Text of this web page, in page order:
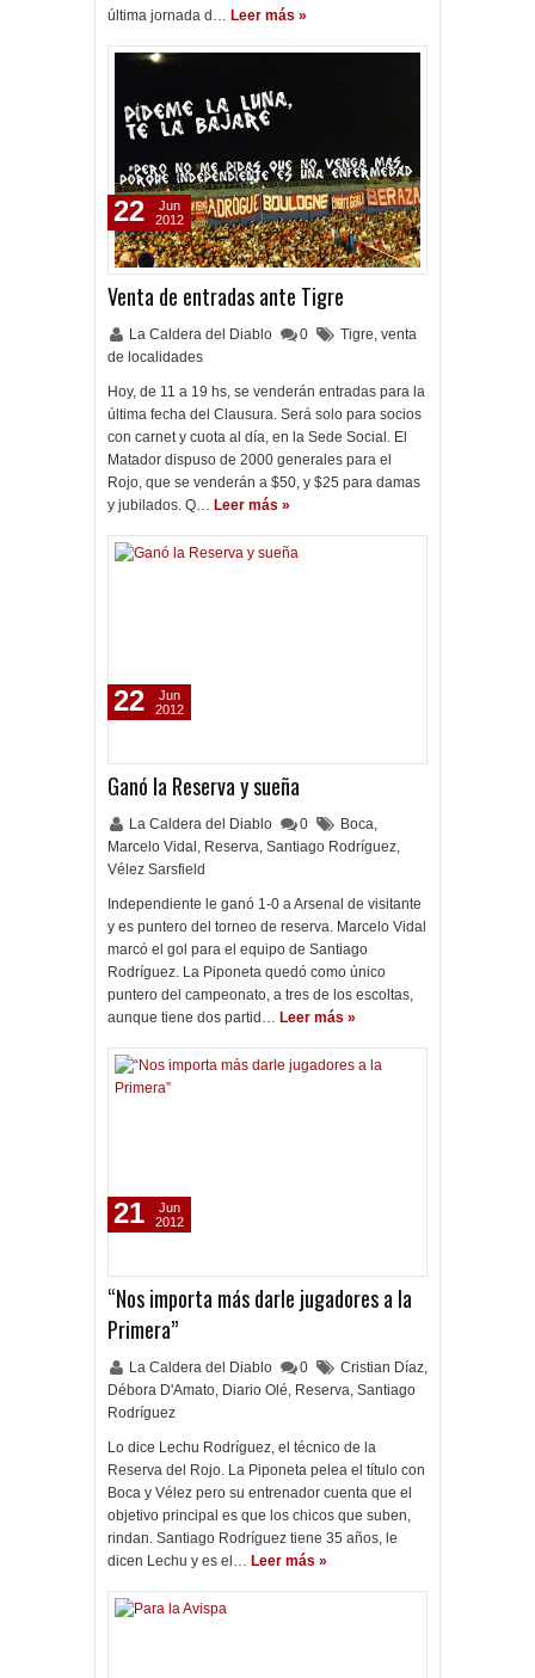
última jornada d… Leer más »
Venta de entradas ante Tigre
La Caldera del Diablo 0 Tigre, venta
de localidades
Hoy, de 11 a 19 hs, se venderán entradas para la
última fecha del Clausura. Será solo para socios
con carnet y cuota al día, en la Sede Social. El
Matador dispuso de 2000 generales para el
Rojo, que se venderán a $50, y $25 para damas
y jubilados. Q… Leer más »
22
Jun
2012
Ganó la Reserva y sueña
La Caldera del Diablo 0 Boca,
Marcelo Vidal , Reserva, Santiago Rodríguez,
Vélez Sarsfield
Independiente le ganó 1-0 a Arsenal de visitante
y es puntero del torneo de reserva. Marcelo Vidal
marcó el gol para el equipo de Santiago
Rodríguez. La Piponeta quedó como único
puntero del campeonato, a tres de los escoltas,
aunque tiene dos partid… Leer más »
22
Jun
2012
“Nos importa más darle jugadores a la
Primera”
La Caldera del Diablo 0 Cristian Díaz,
Débora D'Amato, Diario Olé, Reserva, Santiago
Rodríguez
Lo dice Lechu Rodríguez, el técnico de la
Reserva del Rojo. La Piponeta pelea el título con
Boca y Vélez pero su entrenador cuenta que el
objetivo principal es que los chicos que suben,
rindan. Santiago Rodríguez tiene 35 años, le
dicen Lechu y es el… Leer más »
21
Jun
2012